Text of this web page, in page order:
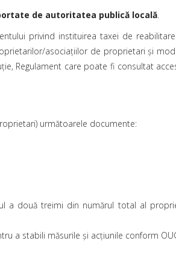
de autoritatea publică locală.
privind instituirea taxei de
asociațiilor de proprietari și
Regulament care poate fi consultat
următoarele documente:
a două treimi din numărul total al
a stabili măsurile și acțiunile conform